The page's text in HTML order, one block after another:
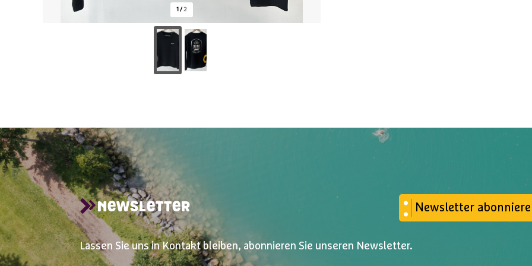
1 / 2
NEWSLETTER
Lassen Sie uns in Kontakt bleiben, abonnieren Sie unseren Newsletter.
Newsletter